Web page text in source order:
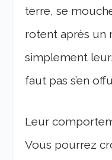
terre, se
rotent après un
simplement
faut pas s’en
Leur
Vous pourrez